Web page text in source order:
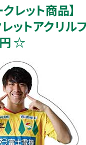
レット商品】
レットアクリル
☆